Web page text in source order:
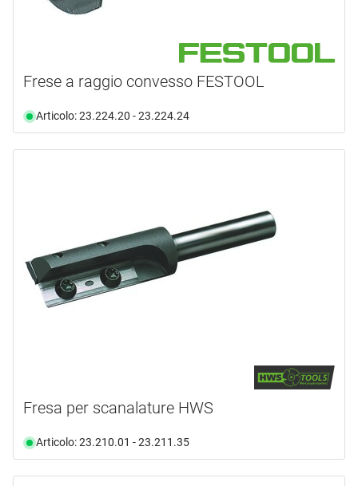
Frese a raggio convesso FESTOOL
Articolo: 23.224.20 - 23.224.24
Fresa per scanalature HWS
Articolo: 23.210.01 - 23.211.35